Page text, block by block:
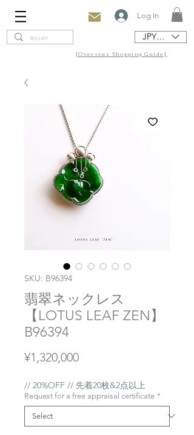
Log In
JPY (¥)
[Overseas Shopping Guide]
SKU: B96394
翡翠ネックレス
【LOTUS LEAF ZEN】
B96394
¥1,320,000Price
// 20%OFF // 先着20枚&2点以上
Request for a free appraisal certificate *